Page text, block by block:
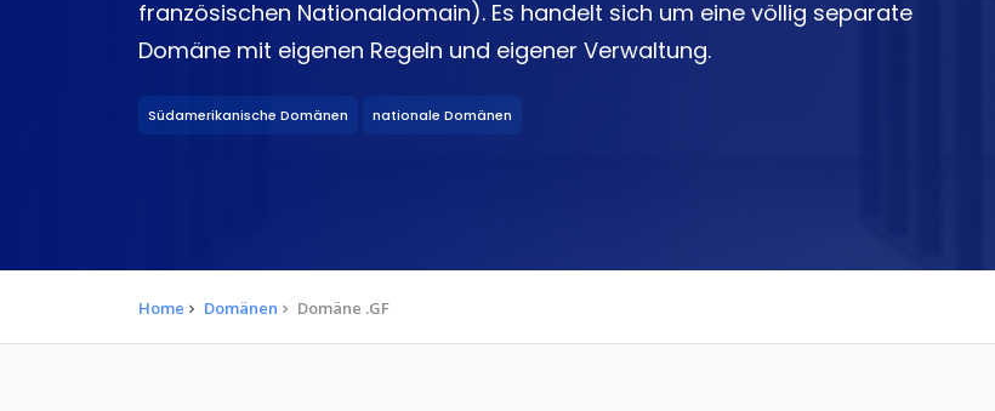
französischen Nationaldomain). Es handelt sich um eine völlig separate
Domäne mit eigenen Regeln und eigener Verwaltung.
Südamerikanische Domänen nationale Domänen
Home Domänen Domäne .GF